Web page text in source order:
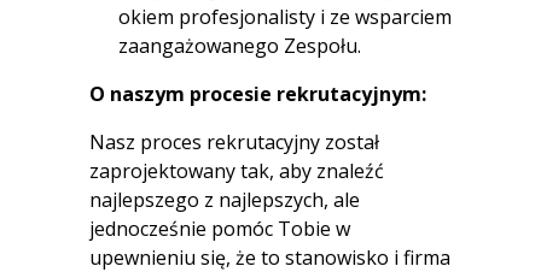
okiem profesjonalisty i ze wsparciem
zaangażowanego Zespołu.
O naszym procesie rekrutacyjnym:
Nasz proces rekrutacyjny został
zaprojektowany tak, aby znaleźć
najlepszego z najlepszych, ale
jednocześnie pomóc Tobie w
upewnieniu się, że to stanowisko i firma